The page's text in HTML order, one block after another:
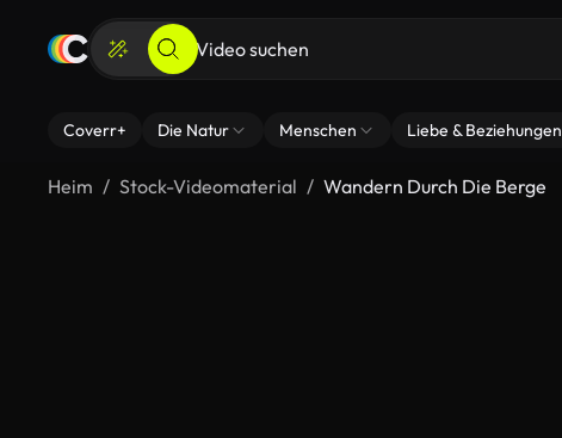
Coverr+ Die Natur Menschen Liebe & Beziehungen
Heim Stock-Videomaterial Wandern Durch Die Berge